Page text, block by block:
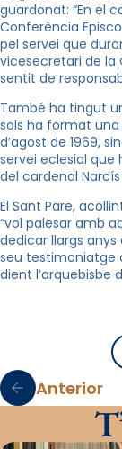
guardonat: “En el
Conferència
pel servei que
vicesecretari de la
sentit de
També ha tingut
sols ha format
d’agost de 1969,
servei eclesial
del cardenal Narcís
El Sant Pare,
“vol palesar amb
dedicar llargs anys
seu testimoniatge
dient l’arquebisbe
Anterior